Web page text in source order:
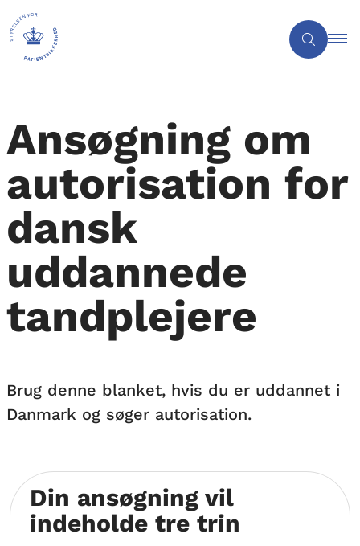
Ansøgning om
autorisation for
dansk
uddannede
tandplejere
Brug denne blanket, hvis du er uddannet i
Danmark og søger autorisation.
Din ansøgning vil
indeholde tre trin